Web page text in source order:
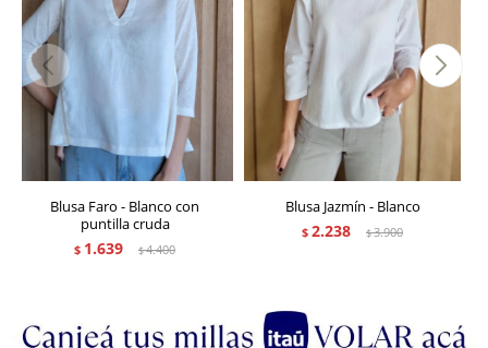
Blusa Faro - Blanco con
puntilla cruda
$ 1.639 $4.400
Blusa Jazmín - Blanco
$ 2.238 $3.900